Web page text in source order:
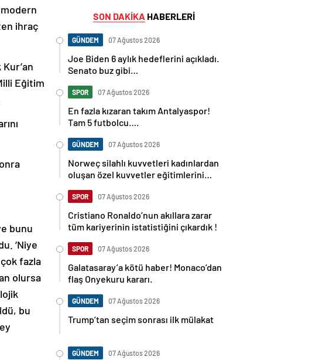
ihraç
Eğitim
bunu
‘Niye
fazla
olursa
bu
SON DAKİKA HABERLERİ
GÜNDEM 07 Ağustos 2026
Joe Biden 6 aylık hedeflerini açıkladı.
Senato buz gibi…
SPOR 07 Ağustos 2026
En fazla kızaran takım Antalyaspor!
Tam 5 futbolcu….
GÜNDEM 07 Ağustos 2026
Norweç silahlı kuvvetleri kadınlardan
oluşan özel kuvvetler eğitimlerini
SPOR 07 Ağustos 2026
Cristiano Ronaldo’nun akıllara zarar
tüm kariyerinin istatistiğini çıkardık !
SPOR 07 Ağustos 2026
Galatasaray’a kötü haber! Monaco’dan
flaş Onyekuru kararı.
GÜNDEM 07 Ağustos 2026
Trump’tan seçim sonrası ilk mülakat
GÜNDEM 07 Ağustos 2026